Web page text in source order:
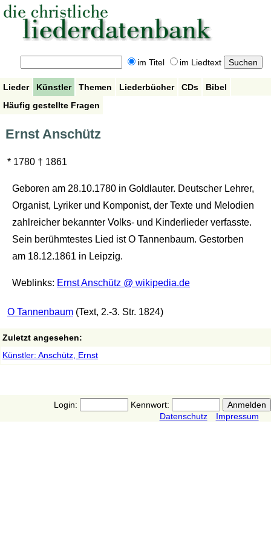
im Titel im Liedtext
Lieder Künstler Themen Liederbücher CDs
Bibel
Häufig gestellte Fragen
Ernst Anschütz
* 1780 † 1861
Geboren am 28.10.1780 in Goldlauter. Deutscher Lehrer,
Organist, Lyriker und Komponist, der Texte und Melodien
zahlreicher bekannter Volks- und Kinderlieder verfasste.
Sein berühmtestes Lied ist O Tannenbaum. Gestorben
am 18.12.1861 in Leipzig.
Weblinks: Ernst Anschütz @ wikipedia.de
O Tannenbaum (Text, 2.-3. Str. 1824)
Zuletzt angesehen:
Künstler: Anschütz, Ernst
Login:
Kennwort:
Datenschutz
Impressum